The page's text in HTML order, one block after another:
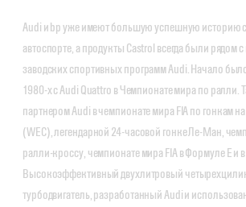
Audi и bp уже имеют большую успешную историю
автоспорте, а продукты Castrol всегда были рядом
заводских спортивных программ Audi. Начало
1980-х с Audi Quattro в Чемпионате мира по ралли.
партнером Audi в чемпионате мира FIA по гонкам
(WEC), легендарной 24-часовой гонке Ле-Ман,
ралли-кроссу, чемпионате мира FIA в Формуле Е и в
Высокоэффективный двухлитровый
турбодвигатель, разработанный Audi и